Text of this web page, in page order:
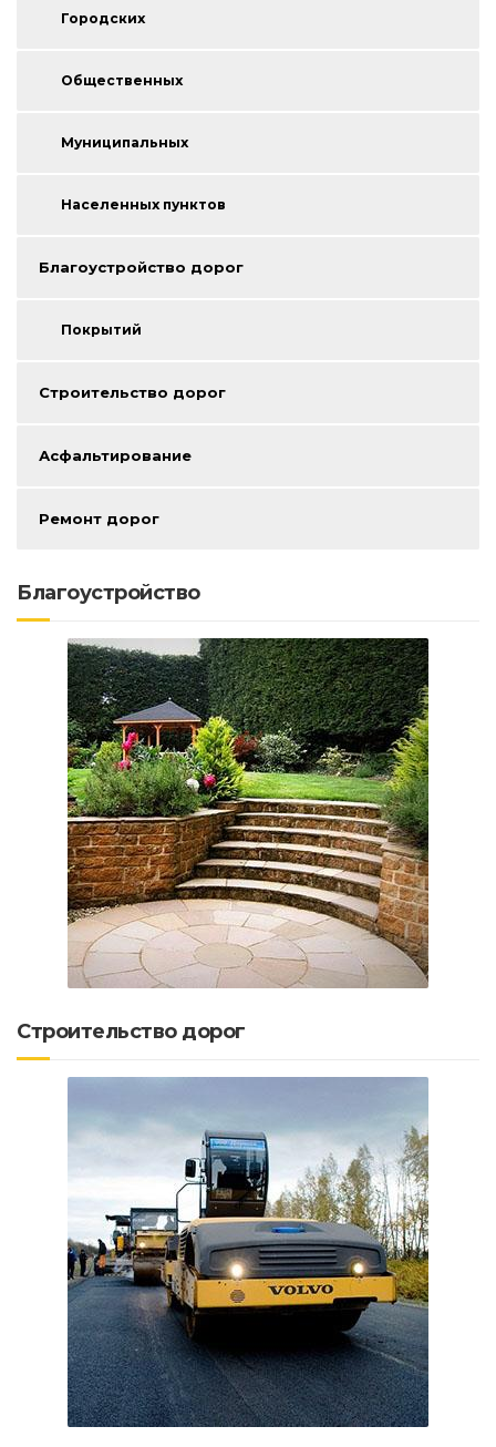
Городских
Общественных
Муниципальных
Населенных пунктов
Благоустройство дорог
Покрытий
Строительство дорог
Асфальтирование
Ремонт дорог
Благоустройство
Строительство дорог